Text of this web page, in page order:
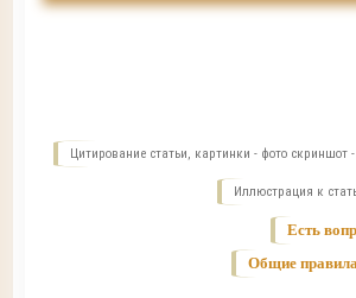
Цитирование статьи, картинки - фото скриншот -
Иллюстрация к
Есть
Общие